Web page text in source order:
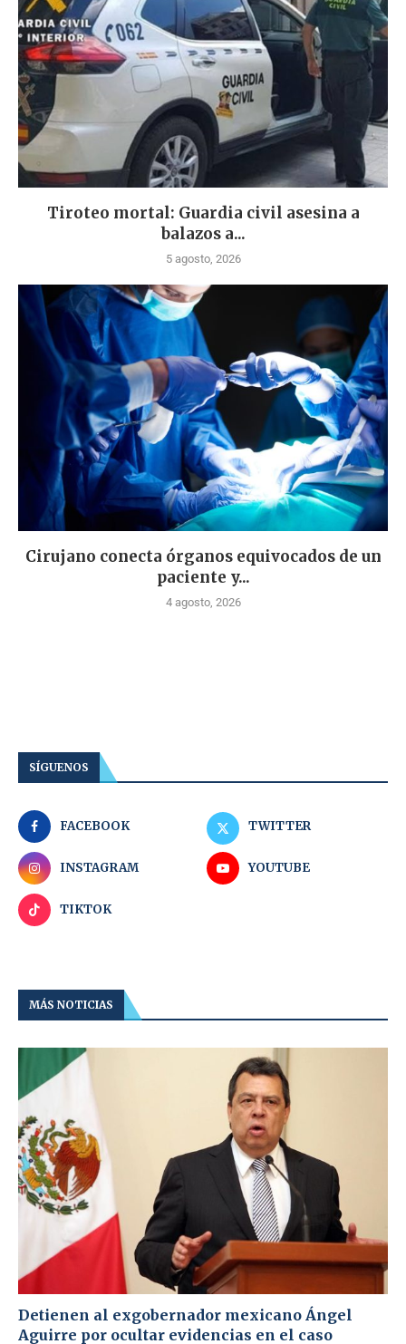
Tiroteo mortal: Guardia civil asesina a
balazos a...
5 agosto, 2026
Cirujano conecta órganos equivocados de un
paciente y...
4 agosto, 2026
SÍGUENOS
FACEBOOK TWITTER
INSTAGRAM YOUTUBE
TIKTOK
MÁS NOTICIAS
Detienen al exgobernador mexicano Ángel
Aguirre por ocultar evidencias en el caso